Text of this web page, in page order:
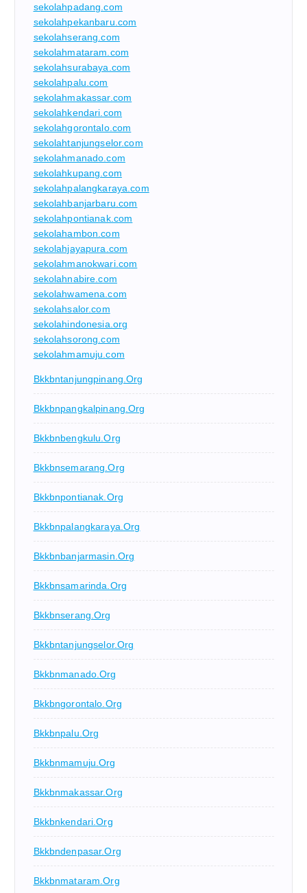
sekolahpadang.com
sekolahpekanbaru.com
sekolahserang.com
sekolahmataram.com
sekolahsurabaya.com
sekolahpalu.com
sekolahmakassar.com
sekolahkendari.com
sekolahgorontalo.com
sekolahtanjungselor.com
sekolahmanado.com
sekolahkupang.com
sekolahpalangkaraya.com
sekolahbanjarbaru.com
sekolahpontianak.com
sekolahambon.com
sekolahjayapura.com
sekolahmanokwari.com
sekolahnabire.com
sekolahwamena.com
sekolahsalor.com
sekolahindonesia.org
sekolahsorong.com
sekolahmamuju.com
Bkkbntanjungpinang.org
Bkkbnpangkalpinang.org
Bkkbnbengkulu.org
Bkkbnsemarang.org
Bkkbnpontianak.org
Bkkbnpalangkaraya.org
Bkkbnbanjarmasin.org
Bkkbnsamarinda.org
Bkkbnserang.org
Bkkbntanjungselor.org
Bkkbnmanado.org
Bkkbngorontalo.org
Bkkbnpalu.org
Bkkbnmamuju.org
Bkkbnmakassar.org
Bkkbnkendari.org
Bkkbndenpasar.org
Bkkbnmataram.org